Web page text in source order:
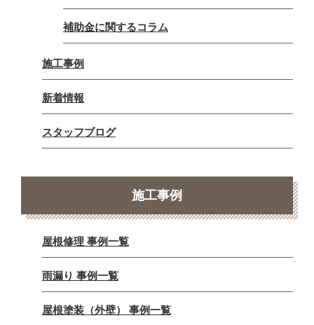
補助金に関するコラム
施工事例
新着情報
スタッフブログ
施工事例
屋根修理 事例一覧
雨漏り 事例一覧
屋根塗装（外壁） 事例一覧